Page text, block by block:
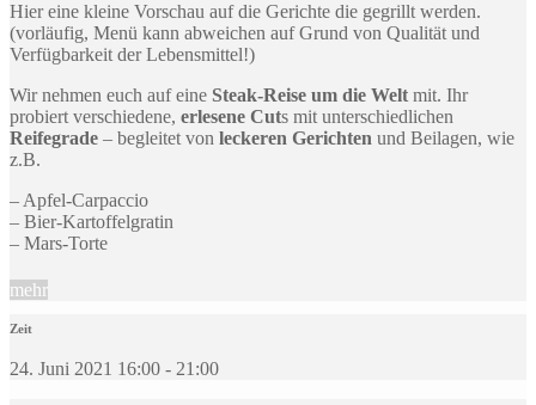
Hier eine kleine Vorschau auf die Gerichte die gegrillt werden.
(vorläufig, Menü kann abweichen auf Grund von Qualität und
Verfügbarkeit der Lebensmittel!)
Wir nehmen euch auf eine Steak-Reise um die Welt mit. Ihr
probiert verschiedene, erlesene Cuts mit unterschiedlichen
Reifegrade – begleitet von leckeren Gerichten und Beilagen, wie
z.B.
– Apfel-Carpaccio
– Bier-Kartoffelgratin
– Mars-Torte
mehr
Zeit
24. Juni 2021 16:00 - 21:00